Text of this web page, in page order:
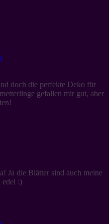
doch die perfekte Deko für
gefallen mir gut, aber
Ja die Blätter sind auch meine
edel :)